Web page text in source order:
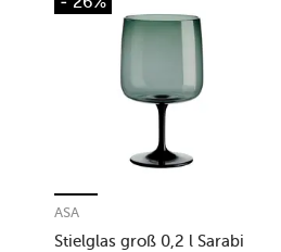
Stielglas groß 0,2 l Sarabi
ASA